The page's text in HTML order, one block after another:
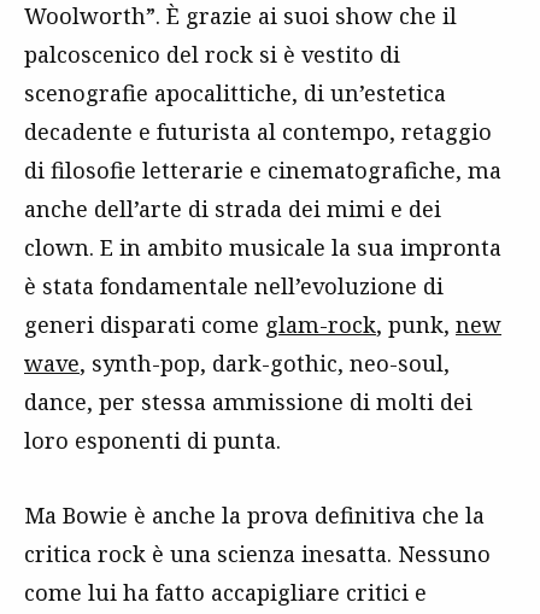
Woolworth”. È grazie ai suoi show che il
palcoscenico del rock si è vestito di
scenografie apocalittiche, di un’estetica
decadente e futurista al contempo, retaggio
di filosofie letterarie e cinematografiche, ma
anche dell’arte di strada dei mimi e dei
clown. E in ambito musicale la sua impronta
è stata fondamentale nell’evoluzione di
generi disparati come glam-rock, punk, new
wave, synth-pop, dark-gothic, neo-soul,
dance, per stessa ammissione di molti dei
loro esponenti di punta.
Ma Bowie è anche la prova definitiva che la
critica rock è una scienza inesatta. Nessuno
come lui ha fatto accapigliare critici e